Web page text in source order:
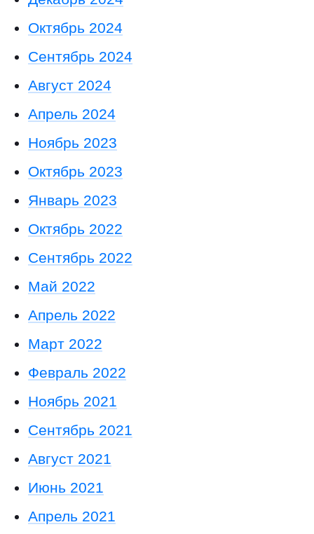
Октябрь 2024
Сентябрь 2024
Август 2024
Апрель 2024
Ноябрь 2023
Октябрь 2023
Январь 2023
Октябрь 2022
Сентябрь 2022
Май 2022
Апрель 2022
Март 2022
Февраль 2022
Ноябрь 2021
Сентябрь 2021
Август 2021
Июнь 2021
Апрель 2021